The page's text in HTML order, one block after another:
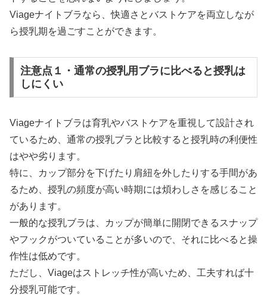
Viageナイトブラなら、快適さとバストケアを両立しなが
ら授乳期を過ごすことができます。
注意点１・通常の授乳用ブラに比べると授乳は
しにくい
Viageナイトブラは育乳やバストケアを重視して設計され
ているため、通常の授乳ブラと比較すると授乳時の利便性
はやや劣ります。
特に、カップ部分を下げたり肩紐を外したりする手間があ
るため、授乳の頻度が高い時期には煩わしさを感じること
があります。
一般的な授乳ブラは、カップが簡単に開閉できるスナップ
やフックがついていることが多いので、それに比べると操
作性は低めです。
ただし、Viageはストレッチ性が高いため、工夫すれば十
分授乳可能です。